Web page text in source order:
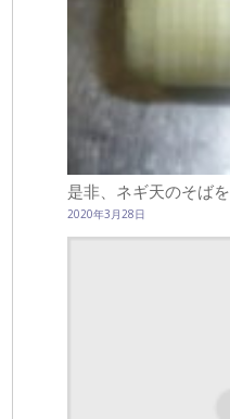
是非、ネギ天のそばを
2020年3月28日